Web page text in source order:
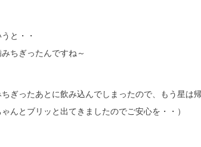
と・・
ちぎったんですね～
ちぎったあとに飲み込んでしまったので、もう星は
ゃんとブリッと出てきましたのでご安心を・・）